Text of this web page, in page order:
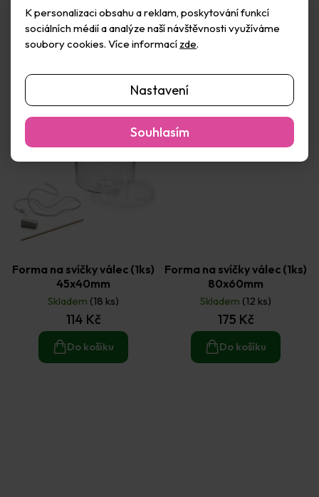
K personalizaci obsahu a reklam, poskytování funkcí
sociálních médií a analýze naší návštěvnosti využíváme
soubory cookies. Více informacízde.
Nastavení
Souhlasím
175 Kč
Do košíku
175 Kč
Do košíku
Forma na svíčky válec (1ks)
45x40mm
Skladem (18 ks)
114 Kč
Do košíku
Forma na svíčky válec (1ks)
80x60mm
Skladem (12 ks)
175 Kč
Do košíku